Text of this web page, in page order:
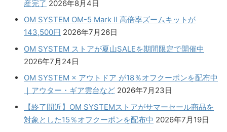
産完了 2026年8月4日
OM SYSTEM OM-5 Mark II 高倍率ズームキットが
143,500円 2026年7月26日
OM SYSTEM ストアが夏山SALEを期間限定で開催中
2026年7月24日
OM SYSTEM × アウトドア が18％オフクーポンを配布中
｜アウター・ギア雲台など 2026年7月23日
【終了間近】OM SYSTEMストアがサマーセール商品を
対象とした15％オフクーポンを配布中 2026年7月19日